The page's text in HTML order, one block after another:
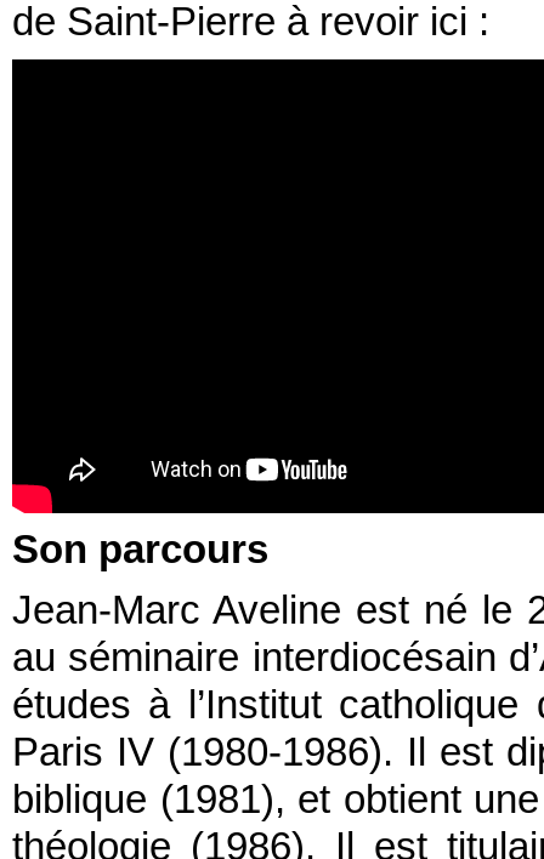
de Saint-Pierre à revoir ici :
Son parcours
Jean-Marc Aveline est né le
au séminaire interdiocésain
études à l’Institut
Paris IV (1980-1986). Il est
biblique (1981), et obtient
théologie (1986). Il est